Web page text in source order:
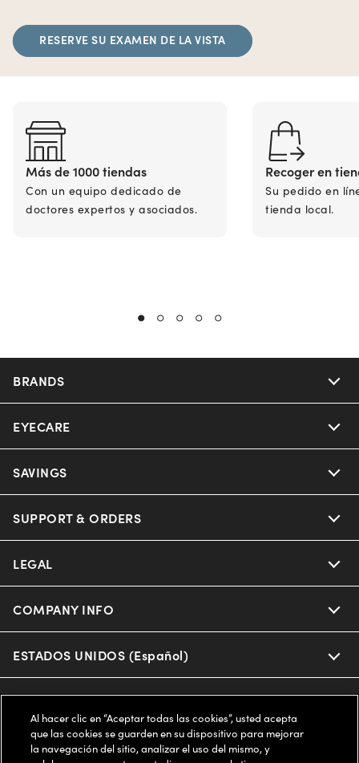
RESERVE SU EXAMEN DE LA VISTA
Más de 1000 tiendas
Con un equipo dedicado de
doctores expertos y asociados.
Recoger en
Su pedido en
tienda local.
BRANDS
Nuance Audio
Ray-Ban
Miu Miu
Prada
Michael Kors
EYECARE
Our Eyeglasses
Our Sunglasses
Eyewear Trends
Our Lenses
SAVINGS
Offers & Discount
Insurance
SUPPORT & ORDERS
Help Center
Online Order Status
Frame Advisor
LEGAL
Privacy Policy
Terms of Use
Notice of Financial Incentive
Independent Doctor's Notice
COMPANY INFO
About us
Accessibility
Our Flagship Stores
ESTADOS UNIDOS (Español)
Buy now, pay later with Klarna*, Affirm or Cash App Afterpay.
Al hacer clic en “Aceptar todas las cookies”, usted acepta
que las cookies se guarden en su dispositivo para mejorar
la navegación del sitio, analizar el uso del mismo, y